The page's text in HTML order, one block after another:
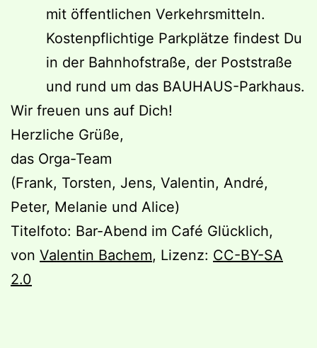
mit öffentlichen Verkehrsmitteln.
Kostenpflichtige Parkplätze findest Du
in der Bahnhofstraße, der Poststraße
und rund um das BAUHAUS-Parkhaus.
Wir freuen uns auf Dich!
Herzliche Grüße,
das Orga-Team
(Frank, Torsten, Jens, Valentin, André,
Peter, Melanie und Alice)
Titelfoto: Bar-Abend im Café Glücklich,
von Valentin Bachem, Lizenz: CC-BY-SA
2.0